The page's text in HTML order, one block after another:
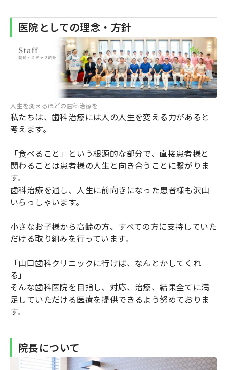
医院としての理念・方針
人生を変えるほどの歯科治療を
私たちは、歯科治療には人の人生を変える力があると
考えます。
「食べること」という根源的な部分で、直接患者様と
関わることは患者様の人生と向き合うことに繋がりま
す。
歯科治療を通し、人生に前向きになった患者様も沢山
いらっしゃいます。
小さなお子様から高齢の方、すべての方に支持していた
だける取り組みを行っています。
「山口歯科クリニックに行けば、なんとかしてくれ
る」
そんな歯科医院を目指し、対応、治療、結果全てに満
足していただける医療を提供できるよう努めておりま
す。
院長について